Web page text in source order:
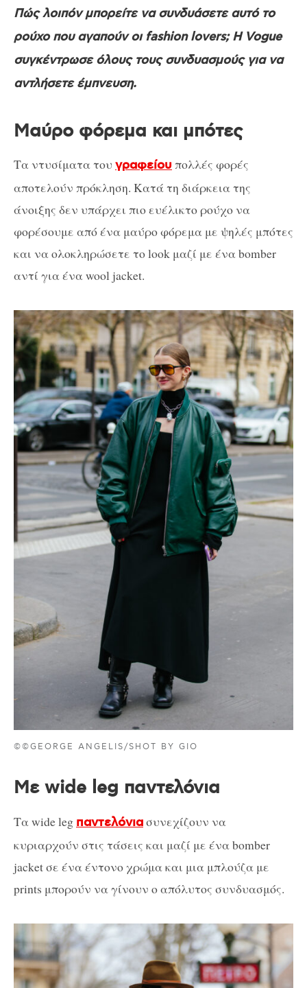
Πώς λοιπόν μπορείτε να συνδυάσετε αυτό το
ρούχο που αγαπούν οι fashion lovers;Η Vogue
συγκέντρωσε όλους τους συνδυασμούς για να
αντλήσετε έμπνευση.
Μαύρο φόρεμα και μπότες
Τα ντυσίματα του γραφείου πολλές φορές
αποτελούν πρόκληση. Κατά τη διάρκεια της
άνοιξης δεν υπάρχει πιο ευέλικτο ρούχο να
φορέσουμε από ένα μαύρο φόρεμα με ψηλές μπότες
και να ολοκληρώσετε το look μαζί με ένα bomber
αντί για ένα wool jacket.
©©GEORGE ANGELIS/SHOT BY GIO
Με wide leg παντελόνια
Τα wide leg παντελόνιασυνεχίζουν να
κυριαρχούν στις τάσεις και μαζί με ένα bomber
jacket σε ένα έντονο χρώμα και μια μπλούζα με
prints μπορούν να γίνουν ο απόλυτος συνδυασμός.